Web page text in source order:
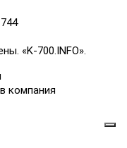
«K-700.INFO».
компания